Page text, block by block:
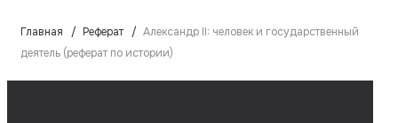
Главная Реферат
Александр II: человек и государственный
деятель (реферат по истории)